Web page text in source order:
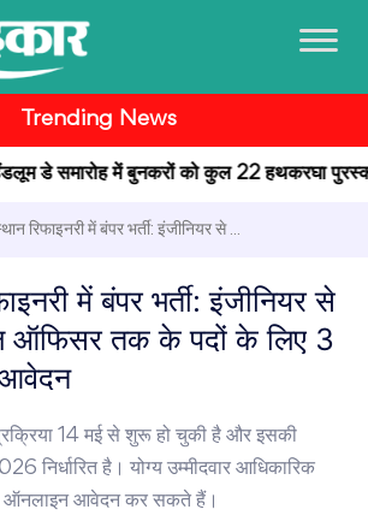
Trending News
डे समारोह में बुनकरों को कुल 22 हथकरघा पुरस्कार
रिफाइनरी में बंपर भर्ती: इंजीनियर से ...
में बंपर भर्ती: इंजीनियर से
ऑफिसर तक के पदों के लिए 3
14 मई से शुरू हो चुकी है और इसकी
निर्धारित है। योग्य उम्मीदवार आधिकारिक
ऑनलाइन आवेदन कर सकते हैं।